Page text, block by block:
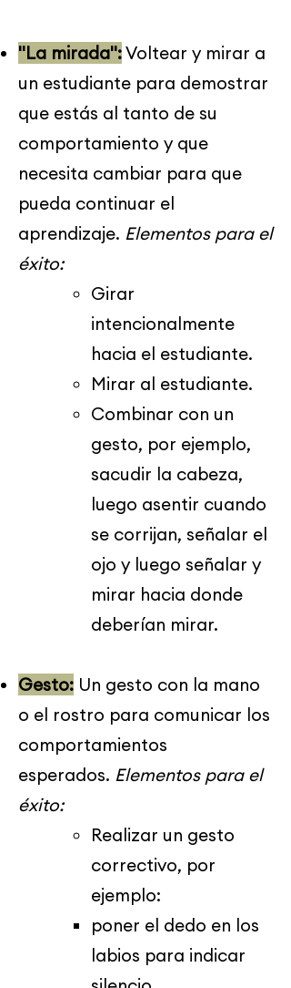
"La mirada":Voltear y mirar a
un estudiante para demostrar
que estás al tanto de su
comportamiento y que
necesita cambiar para que
pueda continuar el
aprendizaje. Elementos para el
éxito:
​Girar
intencionalmente
hacia el estudiante.
Mirar al estudiante.
Combinar con un
gesto, por ejemplo,
sacudir la cabeza,
luego asentir cuando
se corrijan, señalar el
ojo y luego señalar y
mirar hacia donde
deberían mirar.
Gesto: Un gesto con la mano
o el rostro para comunicar los
comportamientos
esperados. Elementos para el
éxito:
Realizar un gesto
correctivo, por
ejemplo:​
​poner el dedo en los
labios para indicar